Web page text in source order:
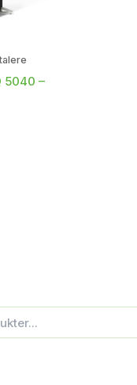
5040 –